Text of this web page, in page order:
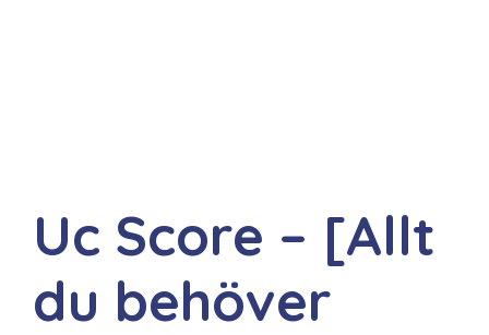
Uc Score – [Allt
du behöver